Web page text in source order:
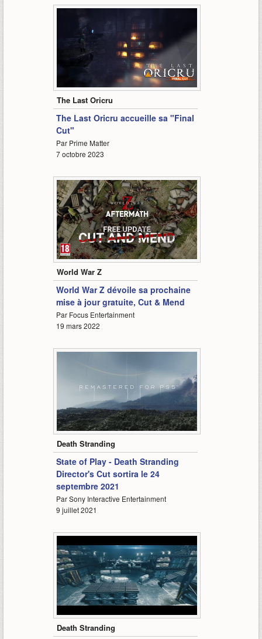
4:19
The Last Oricru
The Last Oricru accueille sa "Final
Cut"
Par Prime Matter
7 octobre 2023
0:36
World War Z
World War Z dévoile sa prochaine
mise à jour gratuite, Cut & Mend
Par Focus Entertainment
19 mars 2022
2:24
Death Stranding
State of Play - Death Stranding
Director's Cut sortira le 24
septembre 2021
Par Sony Interactive Entertainment
9 juillet 2021
2:53
Death Stranding